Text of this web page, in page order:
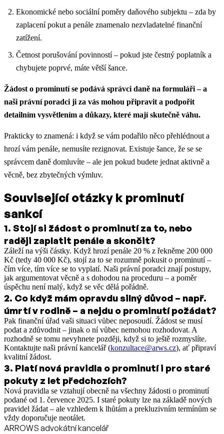
Ekonomické nebo sociální poměry daňového subjektu – zda by
zaplacení pokut a penále znamenalo nezvladatelné finanční
zatížení.
Četnost porušování povinností – pokud jste čestný poplatník a
chybujete poprvé, máte větší šance.
Žádost o prominutí se podává správci daně na formuláři – a
naši právní poradci ji za vás mohou připravit a podpořit
detailním vysvětlením a důkazy, které mají skutečně váhu.
Prakticky to znamená: i když se vám podařilo něco přehlédnout a
hrozí vám penále, nemusíte rezignovat. Existuje šance, že se se
správcem daně domluvíte – ale jen pokud budete jednat aktivně a
věcně, bez zbytečných výmluv.
Související otázky k prominutí
sankcí
1. Stojí si žádost o prominutí za to, nebo
raději zaplatit penále a skončit?
Záleží na výši částky. Když hrozí penále 20 % z řekněme 200 000
Kč (tedy 40 000 Kč), stojí za to se rozumně pokusit o prominutí –
čím více, tím více se to vyplatí. Naši právní poradci znají postupy,
jak argumentovat věcně a s dohodou na proceduru – a poměr
úspěchu není malý, když se věc dělá pořádně.
2. Co když mám opravdu silný důvod – např.
úmrtí v rodině – a nejdu o prominutí požádat?
Pak finanční úřad vaši situaci vůbec neposoudí. Žádost se musí
podat a zdůvodnit – jinak o ní vůbec nemohou rozhodovat. A
rozhodně se tomu nevyhnete později, když si to ještě rozmyslíte.
Kontaktujte naši právní kancelář (konzultace@arws.cz), ať připraví
kvalitní žádost.
3. Platí nová pravidla o prominutí i pro staré
pokuty z let předchozích?
Nová pravidla se vztahují obecně na všechny žádosti o prominutí
podané od 1. července 2025. I staré pokuty lze na základě nových
pravidel žádat – ale vzhledem k lhůtám a prekluzivním termínům se
vždy doporučuje neotálet.
ARROWS advokátní kancelář